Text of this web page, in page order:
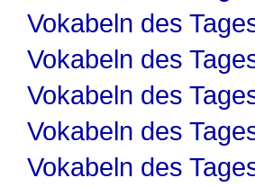
Vokabeln des
Vokabeln des
Vokabeln des
Vokabeln des
Vokabeln des